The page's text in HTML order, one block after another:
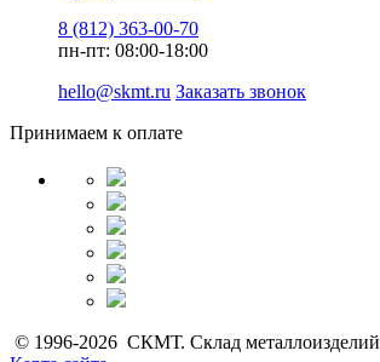
8 (812) 363-00-70
пн-пт: 08:00-18:00
hello@skmt.ru Заказать звонок
Принимаем к оплате
© 1996-2026 СКМТ. Склад металлоизделий